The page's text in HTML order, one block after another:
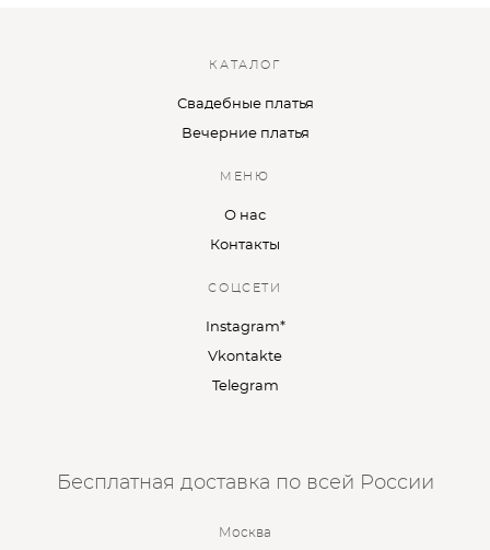
КАТАЛОГ
Свадебные платья
Вечерние платья
МЕНЮ
О нас
Контакты
СОЦСЕТИ
Instagram*
Vkontakte
Telegram
Бесплатная доставка по всей России
Москва